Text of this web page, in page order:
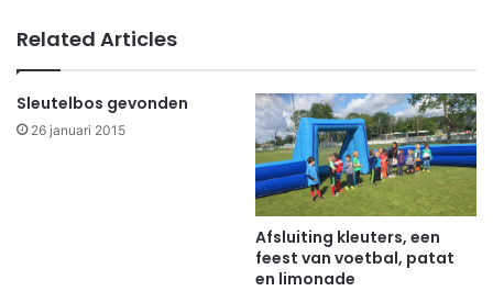
Related Articles
Sleutelbos gevonden
26 januari 2015
Afsluiting kleuters, een
feest van voetbal, patat
en limonade